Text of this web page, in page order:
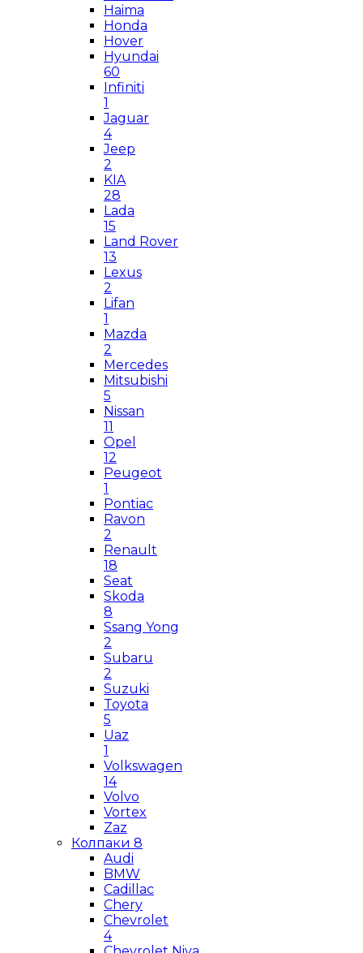
Haima
Honda
Hover
Hyundai
60
Infiniti
1
Jaguar
4
Jeep
2
KIA
28
Lada
15
Land Rover
13
Lexus
2
Lifan
1
Mazda
2
Mercedes
Mitsubishi
5
Nissan
11
Opel
12
Peugeot
1
Pontiac
Ravon
2
Renault
18
Seat
Skoda
8
Ssang Yong
2
Subaru
2
Suzuki
Toyota
5
Uaz
1
Volkswagen
14
Volvo
Vortex
Zaz
Колпаки 8
Audi
BMW
Cadillac
Chery
Chevrolet
4